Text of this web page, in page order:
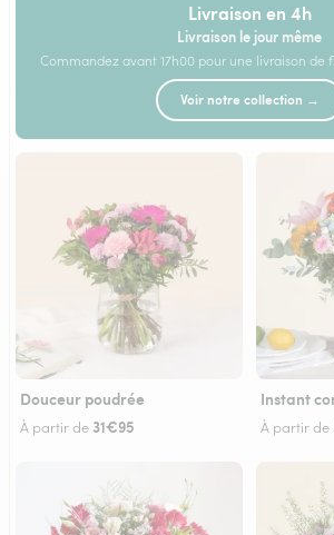
Livraison en 4h
Livraison le jour même
Commandez avant 17h00 pour une livraison de
Voir notre collection →
Douceur poudrée
À partir de 31€95
Instant
À partir de